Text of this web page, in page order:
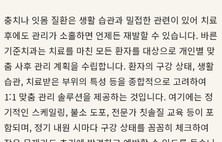
충치나 잇몸 질환은 생활 습관과 밀접한 관련이 있어 치료
후에도 관리가 소홀하면 언제든 재발할 수 있습니다. 바른
기준치과는 치료를 마친 모든 환자를 대상으로 개인별 맞
춤 사후 관리 계획을 수립합니다. 환자의 구강 상태, 생활
습관, 치료받은 부위의 특성 등을 종합적으로 고려하여
1:1 맞춤 관리 솔루션을 제공하는 것입니다. 여기에는 정
기적인 스케일링, 불소 도포, 전문가 칫솔질 교육 등이 포
함되며, 정기 내원 시마다 구강 상태를 꼼꼼히 체크하여